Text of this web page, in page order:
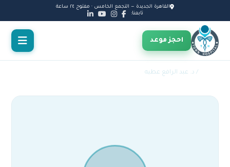
القاهرة الجديدة — التجمع الخامس · مفتوح ٢٤ ساعة
تابعنا:
احجز موعد
/ د. عبد الرافع عطيه